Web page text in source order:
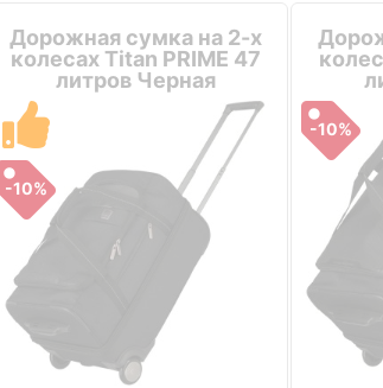
Дорожная сумка на 2-х
колесах Titan PRIME 47
литров Черная
-10%
-10%